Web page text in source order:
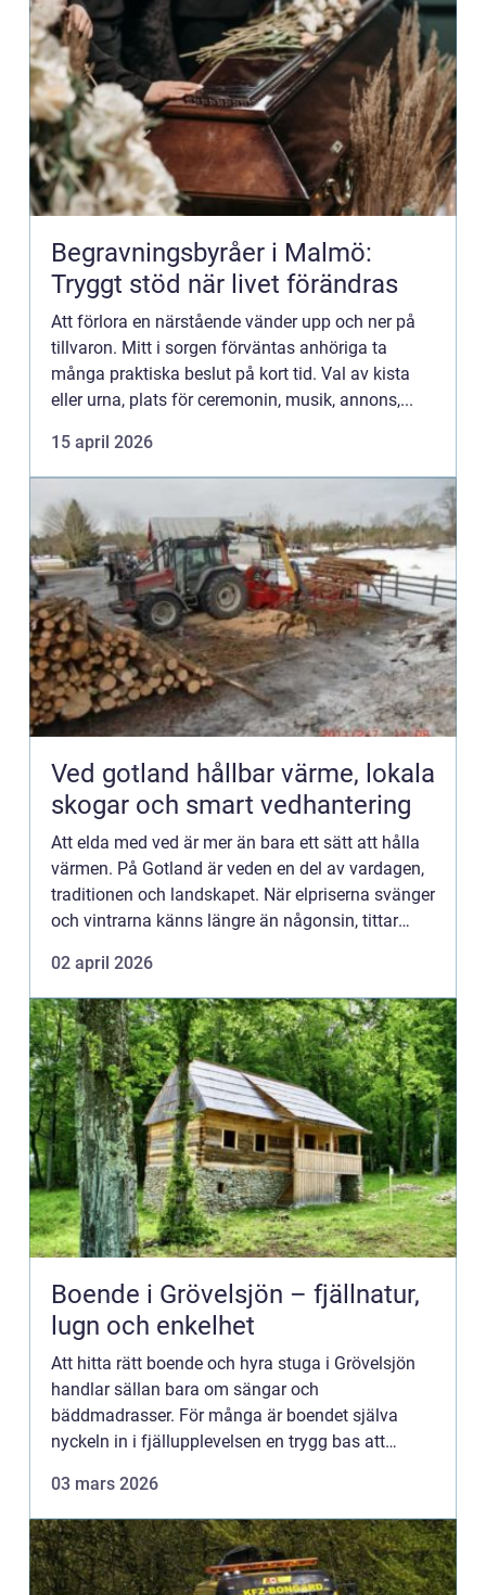
Begravningsbyråer i Malmö:
Tryggt stöd när livet förändras
Att förlora en närstående vänder upp och ner på
tillvaron. Mitt i sorgen förväntas anhöriga ta
många praktiska beslut på kort tid. Val av kista
eller urna, plats för ceremonin, musik, annons,...
15 april 2026
Ved gotland hållbar värme, lokala
skogar och smart vedhantering
Att elda med ved är mer än bara ett sätt att hålla
värmen. På Gotland är veden en del av vardagen,
traditionen och landskapet. När elpriserna svänger
och vintrarna känns längre än någonsin, tittar
förnyba...
02 april 2026
Boende i Grövelsjön – fjällnatur,
lugn och enkelhet
Att hitta rätt boende och hyra stuga i Grövelsjön
handlar sällan bara om sängar och
bäddmadrasser. För många är boendet själva
nyckeln in i fjällupplevelsen en trygg bas att
03 mars 2026